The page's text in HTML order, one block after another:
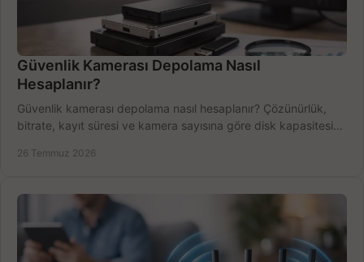
Güvenlik Kamerası Depolama Nasıl
Hesaplanır?
Güvenlik kamerası depolama nasıl hesaplanır? Çözünürlük,
bitrate, kayıt süresi ve kamera sayısına göre disk kapasitesini
26 Temmuz 2026